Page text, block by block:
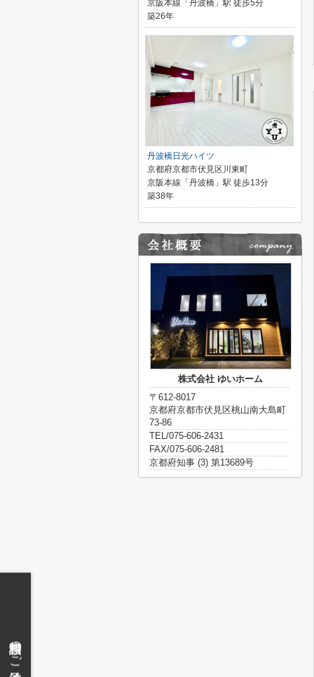
京阪本線「丹波橋」駅 徒歩5分
築26年
丹波橋日光ハイツ
京都府京都市伏見区川東町
京阪本線「丹波橋」駅 徒歩13分
築38年
株式会社 ゆいホーム
〒612-8017
京都府京都市伏見区桃山南大島町
73-86
TEL/075-606-2431
FAX/075-606-2481
京都府知事 (3) 第13689号